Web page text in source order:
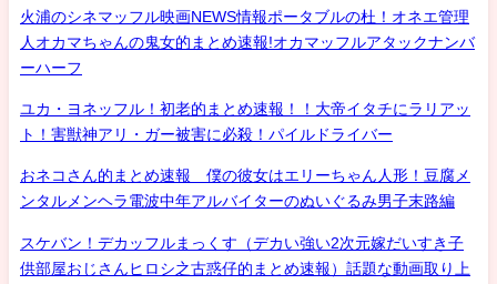
火浦のシネマッフル映画NEWS情報ポータブルの杜！オネエ管理
人オカマちゃんの鬼女的まとめ速報!オカマッフルアタックナンバ
ーハーフ
ユカ・ヨネッフル！初老的まとめ速報！！大帝イタチにラリアッ
ト！害獣神アリ・ガー被害に必殺！パイルドライバー
おネコさん的まとめ速報 僕の彼女はエリーちゃん人形！豆腐メ
ンタルメンヘラ電波中年アルバイターのぬいぐるみ男子末路編
スケバン！デカッフルまっくす（デカい強い2次元嫁だいすき子
供部屋おじさんヒロシ之古惑仔的まとめ速報）話題な動画取り上